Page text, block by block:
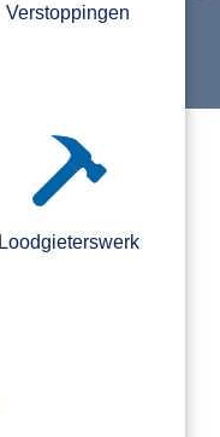
Verstoppingen
Loodgieterswerk